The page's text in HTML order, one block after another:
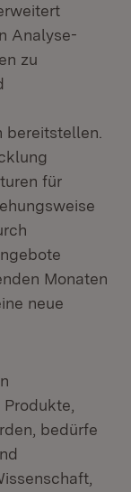
Analyse-
zu
bereitstellen.
für
Monaten
neue
bedürfe